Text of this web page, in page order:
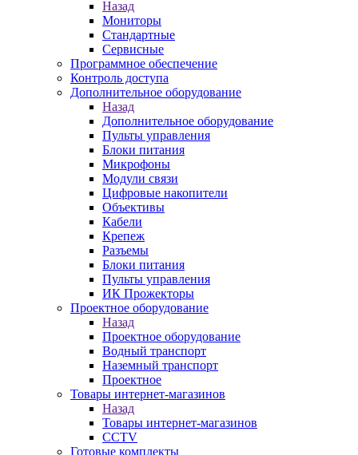
Назад
Мониторы
Стандартные
Сервисные
Программное обеспечение
Контроль доступа
Дополнительное оборудование
Назад
Дополнительное оборудование
Пульты управления
Блоки питания
Микрофоны
Модули связи
Цифровые накопители
Объективы
Кабели
Крепеж
Разъемы
Блоки питания
Пульты управления
ИК Прожекторы
Проектное оборудование
Назад
Проектное оборудование
Водный транспорт
Наземный транспорт
Проектное
Товары интернет-магазинов
Назад
Товары интернет-магазинов
CCTV
Готовые комплекты